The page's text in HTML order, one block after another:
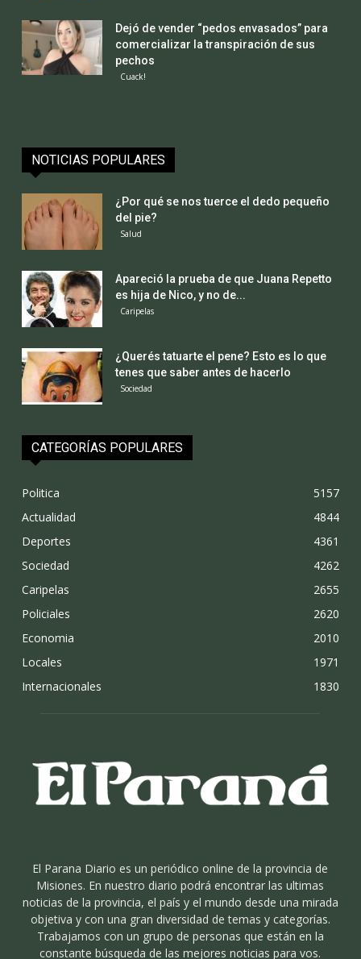
Dejó de vender “pedos envasados” para
comercializar la transpiración de sus
pechos
Cuack!
NOTICIAS POPULARES
¿Por qué se nos tuerce el dedo pequeño
del pie?
Salud
Apareció la prueba de que Juana Repetto
es hija de Nico, y no de...
Caripelas
¿Querés tatuarte el pene? Esto es lo que
tenes que saber antes de hacerlo
Sociedad
CATEGORÍAS POPULARES
Politica
5157
Actualidad
4844
Deportes
4361
Sociedad
4262
Caripelas
2655
Policiales
2620
Economia
2010
Locales
1971
Internacionales
1830
El Parana Diario es un periódico online de la provincia de
Misiones. En nuestro diario podrá encontrar las ultimas
noticias de la provincia, el país y el mundo desde una mirada
objetiva y con una gran diversidad de temas y categorías.
Trabajamos con un grupo de personas que están en la
constante búsqueda de las mejores noticias para vos.